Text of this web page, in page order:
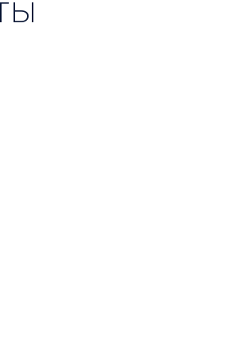
Эксперт горячей линии ВСП, Президент
СПбРООИБРС «Опора-М»